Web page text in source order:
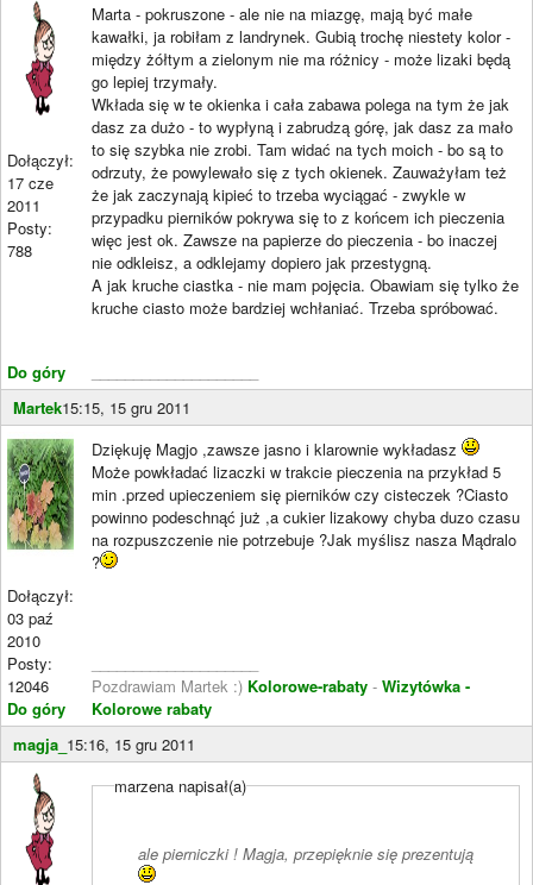
Dołączył:
17 cze
2011
Posty:
788
Do góry
Marta - pokruszone - ale nie na miazgę, mają być małe
kawałki, ja robiłam z landrynek. Gubią trochę niestety kolor -
między żółtym a zielonym nie ma różnicy - może lizaki będą
go lepiej trzymały.
Wkłada się w te okienka i cała zabawa polega na tym że jak
dasz za dużo - to wypłyną i zabrudzą górę, jak dasz za mało
to się szybka nie zrobi. Tam widać na tych moich - bo są to
odrzuty, że powylewało się z tych okienek. Zauważyłam też
że jak zaczynają kipieć to trzeba wyciągać - zwykle w
przypadku pierników pokrywa się to z końcem ich pieczenia
więc jest ok. Zawsze na papierze do pieczenia - bo inaczej
nie odkleisz, a odklejamy dopiero jak przestygną.
A jak kruche ciastka - nie mam pojęcia. Obawiam się tylko że
kruche ciasto może bardziej wchłaniać. Trzeba spróbować.
Martek15:15, 15 gru 2011
Dołączył:
03 paź
2010
Posty:
12046
Do góry
Dziękuję Magjo ,zawsze jasno i klarownie wykładasz
Może powkładać lizaczki w trakcie pieczenia na przykład 5
min .przed upieczeniem się pierników czy cisteczek ?Ciasto
powinno podeschnąć już ,a cukier lizakowy chyba duzo czasu
na rozpuszczenie nie potrzebuje ?Jak myślisz nasza Mądralo
?
Pozdrawiam Martek :) Kolorowe-rabaty - Wizytówka -
Kolorowe rabaty
magja_ 15:16, 15 gru 2011
marzena napisał(a)
ale pierniczki ! Magja, przepięknie się prezentują